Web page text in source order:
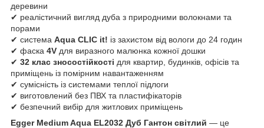
деревини
✔ реалістичний вигляд дуба з природними волокнами та
порами
✔ система Aqua CLIC it! із захистом від вологи до 24 годин
✔ фаска 4V для виразного малюнка кожної дошки
✔ 32 клас зносостійкості для квартир, будинків, офісів та
приміщень із помірним навантаженням
✔ сумісність із системами теплої підлоги
✔ виготовлений без ПВХ та пластифікаторів
✔ безпечний вибір для житлових приміщень
Egger Medium Aqua EL2032 Дуб Гантон світлий — це